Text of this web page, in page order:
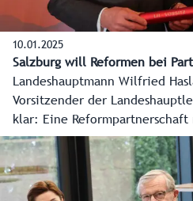
10.01.2025
Salzburg will Reformen bei
Landeshauptmann Wilfried
Vorsitzender der
klar: Eine
Abstimmung mit den
offiziell den Vorsitz von